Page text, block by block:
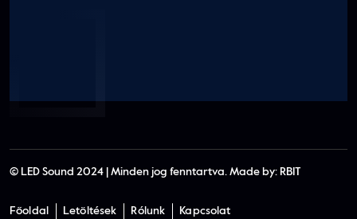
© LED Sound 2024 | Minden jog fenntartva. Made by: RBIT
Főoldal Letöltések Rólunk Kapcsolat